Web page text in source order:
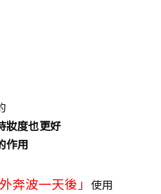
妝度也更好
作用
外奔波一天後」 使用